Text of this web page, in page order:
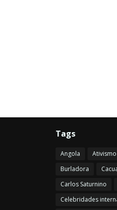
Tags
Angola Ativismo
Burladora
Carlos Saturnino
Celebridades